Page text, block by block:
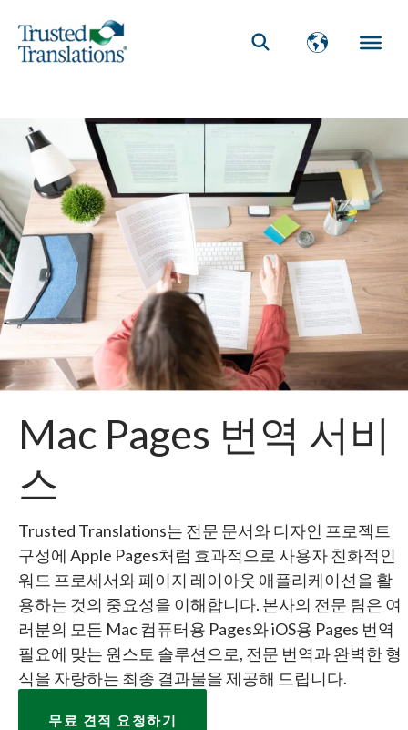
Mac Pages 번역 서비
스
Trusted Translations는 전문 문서와 디자인 프로젝트
구성에 Apple Pages처럼 효과적으로 사용자 친화적인
워드 프로세서와 페이지 레이아웃 애플리케이션을 활
용하는 것의 중요성을 이해합니다. 본사의 전문 팀은 여
러분의 모든 Mac 컴퓨터용 Pages와 iOS용 Pages 번역
필요에 맞는 원스토 솔루션으로, 전문 번역과 완벽한 형
식을 자랑하는 최종 결과물을 제공해 드립니다.
무료 견적 요청하기